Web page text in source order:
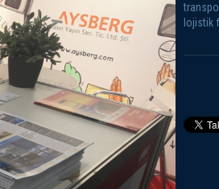
lojistik